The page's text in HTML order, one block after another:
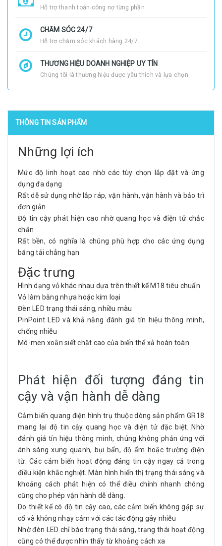
Hỗ trợ thanh toán công nợ từng phần
CHĂM SÓC 24/7
Hỗ trợ chăm sóc khách hàng 24/7
THƯƠNG HIỆU DOANH NGHIỆP UY TÍN
Chúng tôi là thương hiệu được yêu thích và lựa chọn
THÔNG TIN SẢN PHẨM
Những lợi ích
Mức độ linh hoạt cao nhờ các tùy chọn lắp đặt và ứng
dụng đa dạng
Rất dễ sử dụng nhờ lắp ráp, vận hành, vận hành và bảo trì
đơn giản
Độ tin cậy phát hiện cao nhờ quang học và điện tử chắc
chắn
Rất bền, có nghĩa là chúng phù hợp cho các ứng dụng
băng tải chẳng hạn
Đặc trưng
Hình dạng vỏ khác nhau dựa trên thiết kế M18 tiêu chuẩn
Vỏ làm bằng nhựa hoặc kim loại
Đèn LED trạng thái sáng, nhiều màu
PinPoint LED và khả năng đánh giá tín hiệu thông minh,
chống nhiễu
Mô-men xoắn siết chặt cao của biến thể xả hoàn toàn
Phát hiện đối tượng đáng tin
cậy và vận hành dễ dàng
Cảm biến quang điện hình trụ thuộc dòng sản phẩm GR18
mang lại độ tin cậy quang học và điện tử đặc biệt. Nhờ
đánh giá tín hiệu thông minh, chúng không phản ứng với
ánh sáng xung quanh, bụi bẩn, độ ẩm hoặc trường điện
từ. Các cảm biến hoạt động đáng tin cậy ngay cả trong
điều kiện khắc nghiệt. Màn hình hiển thị trạng thái sáng và
khoảng cách phát hiện có thể điều chỉnh nhanh chóng
cũng cho phép vận hành dễ dàng.
Do thiết kế có độ tin cậy cao, các cảm biến không gặp sự
cố và không nhạy cảm với các tác động gây nhiễu
Nhờ đèn LED chỉ báo trạng thái sáng, trạng thái hoạt động
cũng có thể được nhìn thấy từ khoảng cách xa